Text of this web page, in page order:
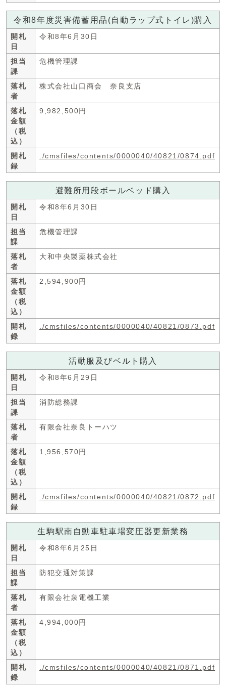
令和8年度災害備蓄用品(自動ラップ式トイレ)購入
開札
日
令和8年6月30日
担当
課
危機管理課
落札
者
株式会社山口商会 奈良支店
落札
金額
（税
込）
9,982,500円
開札
録
./cmsfiles/contents/0000040/40821/0874.pdf
避難所用段ボールベッド購入
開札
日
令和8年6月30日
担当
課
危機管理課
落札
者
大和中央製薬株式会社
落札
金額
（税
込）
2,594,900円
開札
録
./cmsfiles/contents/0000040/40821/0873.pdf
活動服及びベルト購入
開札
日
令和8年6月29日
担当
課
消防総務課
落札
者
有限会社奈良トーハツ
落札
金額
（税
込）
1,956,570円
開札
録
./cmsfiles/contents/0000040/40821/0872.pdf
生駒駅南自動車駐車場変圧器更新業務
開札
日
令和8年6月25日
担当
課
防犯交通対策課
落札
者
有限会社泉電機工業
落札
金額
（税
込）
4,994,000円
開札
録
./cmsfiles/contents/0000040/40821/0871.pdf